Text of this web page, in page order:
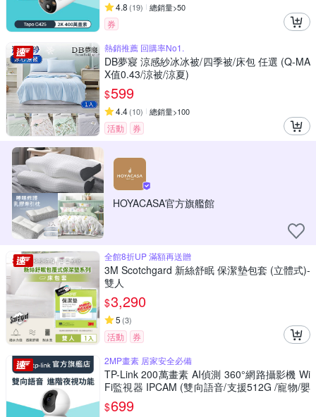
4.8 (19) 總銷量>50
券
熱銷推薦 回購率No1.
DB夢寢 涼感紗冰冰被/四季被/床包 任選 (Q-MA
X值0.43/涼被/涼夏)
$599
4.4(10) 總銷量>100
活動 券
HOYACASA官方旗艦館
全館8折UP 滿額再送贈
3M Scotchgard 新絲舒眠 保潔墊包套 (立體式)-
雙人
$3,290
5 (3)
活動
券
2MP畫素 居家安全必備
TP-Link 200萬畫素 AI偵測 360°網路攝影機 Wi
Fi監視器 IPCAM (雙向語音/支援512G /寵物/嬰
兒/長輩/Tapo C200)
$699